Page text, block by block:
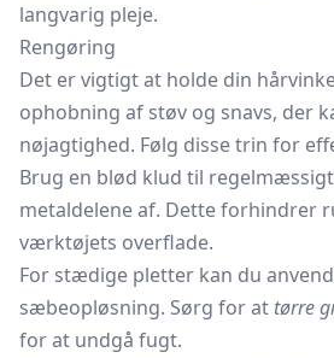
langvarig pleje.
Rengøring
Det er vigtigt at holde din
ophobning af støv og snavs, der
nøjagtighed. Følg disse trin for
Brug en blød klud til
metaldelene af. Dette forhindrer
værktøjets overflade.
For stædige pletter kan du
sæbeopløsning. Sørg for at tørre
for at undgå fugt.